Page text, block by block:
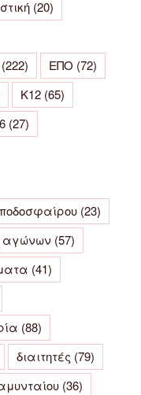
(20)
(222) ΕΠΟ (72)
Κ12 (65)
(27)
(23)
αγώνων (57)
(41)
(88)
διαιτητές (79)
(36)